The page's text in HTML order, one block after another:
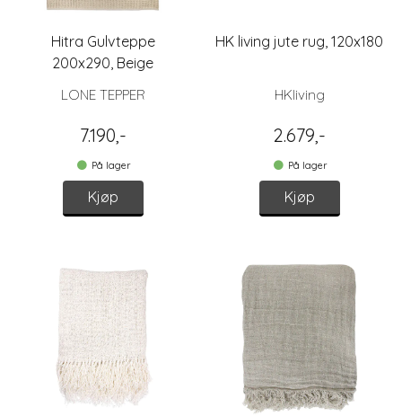
Hitra Gulvteppe
200x290, Beige
LONE TEPPER
7.190,-
På lager
Kjøp
HK living jute rug, 120x180
HKliving
2.679,-
På lager
Kjøp